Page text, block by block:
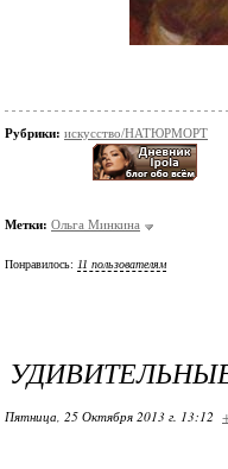
Рубрики: искусство/НАТЮРМОРТ
Метки: Ольга Минкина
Понравилось: 11 пользователям
Пятница, 25 Октября 2013 г. 13:12